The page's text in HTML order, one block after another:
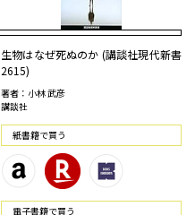
生物はなぜ死ぬのか (講談社現代新書
2615)
著者：小林 武彦
講談社
紙書籍で買う
電⼦書籍で買う